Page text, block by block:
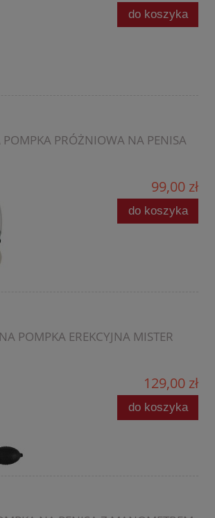
do koszyka
POMPKA PRÓŻNIOWA NA PENISA
99,00 zł
do koszyka
POMPKA EREKCYJNA MISTER
129,00 zł
do koszyka